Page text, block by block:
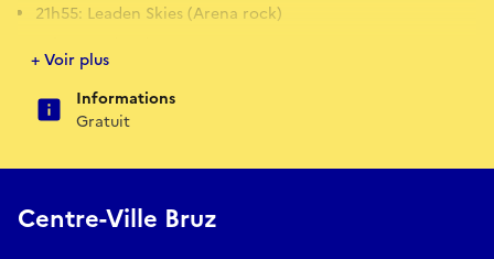
21h55: Leaden Skies (Arena rock)
Crayons d’Isa.
Place Marcel Pagnol :
17h50 : Musique sur la Rive Sud (Musiques actuelles)
+ Voir plus
Informations
Gratuit
Centre-Ville Bruz